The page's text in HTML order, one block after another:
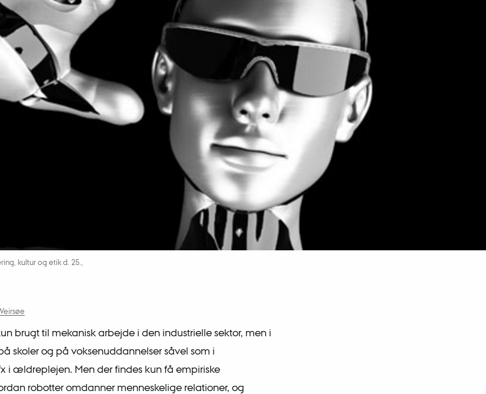
kultur og etik d. 25.,
brugt til mekanisk arbejde i den industrielle sektor, men i
skoler og på voksenuddannelser såvel som i
i ældreplejen. Men der findes kun få empiriske
robotter omdanner menneskelige relationer, og